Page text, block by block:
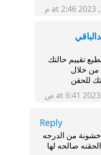
تقييم حالتك
من خلال
للحقن
Reply
من الدرجه
صالحه لها